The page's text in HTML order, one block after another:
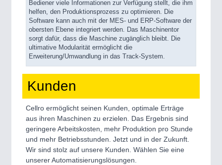
Bediener viele Informationen zur Verfügung stellt, die ihm
helfen, den Produktionsprozess zu optimieren. Die
Software kann auch mit der MES- und ERP-Software der
obersten Ebene integriert werden. Das Maschinentor
sorgt dafür, dass die Maschine zugänglich bleibt. Die
ultimative Modularität ermöglicht die
Erweiterung/Umwandlung in das Track-System.
Kunden
Cellro ermöglicht seinen Kunden, optimale Erträge
aus ihren Maschinen zu erzielen. Das Ergebnis sind
geringere Arbeitskosten, mehr Produktion pro Stunde
und mehr Betriebsstunden. Jetzt und in der Zukunft.
Wir sind stolz auf unsere Kunden. Wählen Sie eine
unserer Automatisierungslösungen.